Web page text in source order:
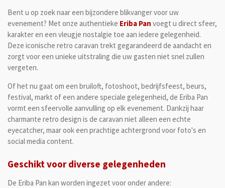
Bent u op zoek naar een bijzondere blikvanger voor uw
evenement? Met onze authentieke Eriba Pan voegt u direct sfeer,
karakter en een vleugje nostalgie toe aan iedere gelegenheid.
Deze iconische retro caravan trekt gegarandeerd de aandacht en
zorgt voor een unieke uitstraling die uw gasten niet snel zullen
vergeten.
Of het nu gaat om een bruiloft, fotoshoot, bedrijfsfeest, beurs,
festival, markt of een andere speciale gelegenheid, de Eriba Pan
vormt een sfeervolle aanvulling op elk evenement. Dankzij haar
charmante retro design is de caravan niet alleen een echte
eyecatcher, maar ook een prachtige achtergrond voor foto's en
social media content.
Geschikt voor diverse gelegenheden
De Eriba Pan kan worden ingezet voor onder andere: